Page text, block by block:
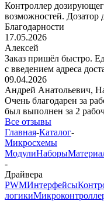
Контроллер
возможностей. Дозатор
Благодарности
17.05.2026
Алексей
Заказ пришёл быстро.
с введением адреса
09.04.2026
Андрей Анатольевич,
Очень благодарен за
был выполнен за 2
Все отзывы
Главная-Каталог-
Микросхемы
МодулиНаборы
-
Драйвера
PWMИнтерфейсы
логики